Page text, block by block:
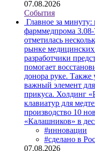
07.08.2026
События
Главное за
фарммедпрома
отметилась
рынке
разработчики
помогает
донора руке. Также
важный элемент
прикуса. Холдинг
клавиатур для
производство 10
«Калашников» в
#инновации
#сделано в
07.08.2026